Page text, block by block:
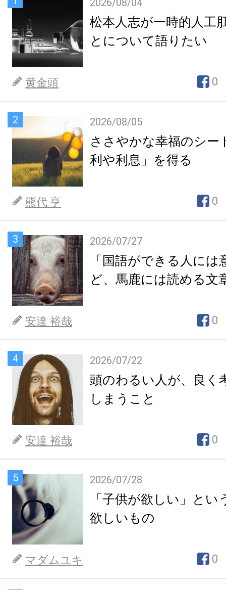
2026/08/04
松本人志が一時的人工
とについて語りたい
黄金頭 0
2 2026/08/05
ささやかな幸福のシー
利や利息」を得る
熊代 亨 0
3 2026/07/27
「国語ができる人には
ど、馬鹿には読める文
安達 裕哉 0
4 2026/07/22
頭のわるい人が、良く
しまうこと
安達 裕哉 0
5 2026/07/28
「子供が欲しい」とい
欲しいもの
マダムユキ 0